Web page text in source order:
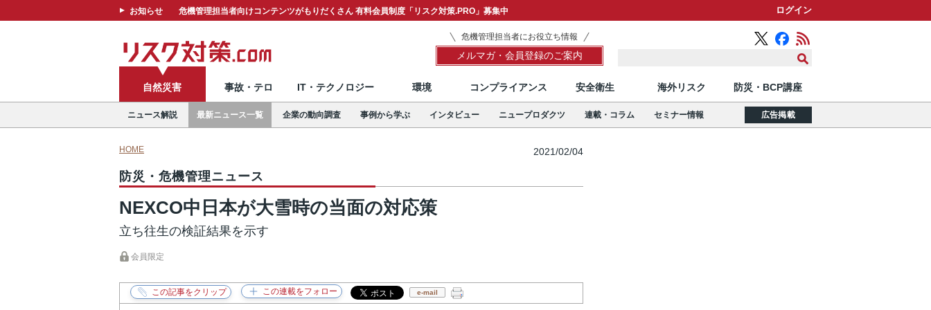
お知らせ 危機管理担当者向けコンテンツがもりだくさん 有料会員制度「リスク対策.PRO」募集中 ログイン
危機管理担当者にお役立ち情報
メルマガ・会員登録のご案内
自然災害 事故・テロ IT・テクノロジー 環境 コンプライアンス 安全衛生 海外リスク 防災・BCP講座
ニュース解説 最新ニュース一覧 企業の動向調査 事例から学ぶ インタビュー ニュープロダクツ 連載・コラム セミナー情報 広告掲載
HOME 2021/02/04
防災・危機管理ニュース
NEXCO中日本が大雪時の当面の対応策
立ち往生の検証結果を示す
会員限定
e-mail